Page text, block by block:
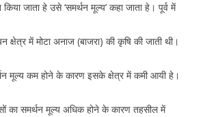
किया जाता हे उसे ‘समर्थन मूल्य’ कहा जाता हे। पूर्व में
में मोटा अनाज (बाजरा) की कृषि की जाती थी।
मूल्य कम होने के कारण इसके क्षेत्र में कमी आयी हे।
का समर्थन मूल्य अधिक होने के कारण तहसील में